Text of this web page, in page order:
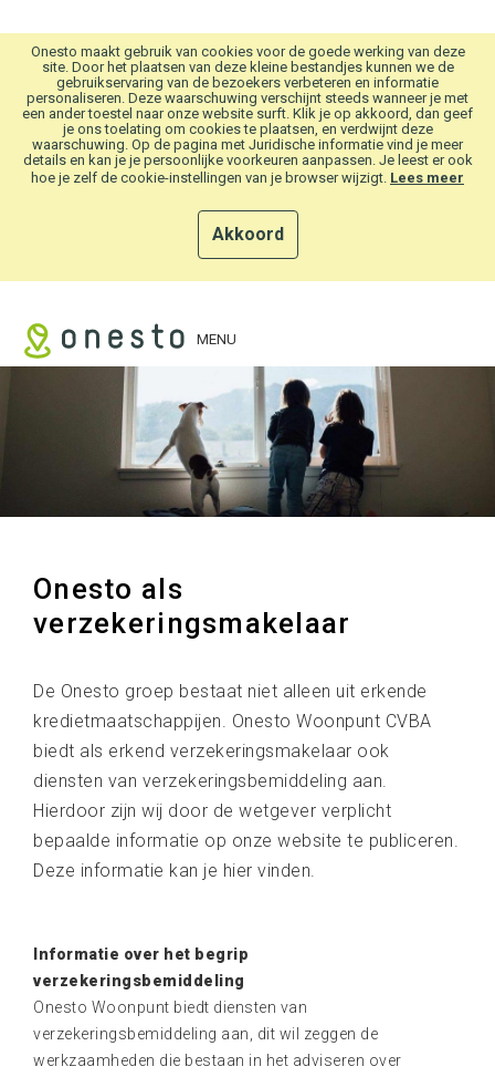
Onesto maakt gebruik van cookies voor de goede werking van deze
site. Door het plaatsen van deze kleine bestandjes kunnen we de
gebruikservaring van de bezoekers verbeteren en informatie
personaliseren. Deze waarschuwing verschijnt steeds wanneer je met
een ander toestel naar onze website surft. Klik je op akkoord, dan geef
je ons toelating om cookies te plaatsen, en verdwijnt deze
waarschuwing. Op de pagina met Juridische informatie vind je meer
details en kan je je persoonlijke voorkeuren aanpassen. Je leest er ook
hoe je zelf de cookie-instellingen van je browser wijzigt. Lees meer
Akkoord
MENU
Onesto als
verzekeringsmakelaar
De Onesto groep bestaat niet alleen uit erkende
kredietmaatschappijen. Onesto Woonpunt CVBA
biedt als erkend verzekeringsmakelaar ook
diensten van verzekeringsbemiddeling aan.
Hierdoor zijn wij door de wetgever verplicht
bepaalde informatie op onze website te publiceren.
Deze informatie kan je hier vinden.
Informatie over het begrip
verzekeringsbemiddeling
Onesto Woonpunt biedt diensten van
verzekeringsbemiddeling aan, dit wil zeggen de
werkzaamheden die bestaan in het adviseren over